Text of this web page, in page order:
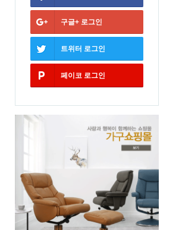
구글+로그인
트위터 로그인
페이코로그인